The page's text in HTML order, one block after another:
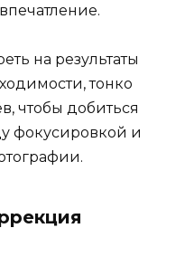
на результаты
тонко
чтобы добиться
фокусировкой и